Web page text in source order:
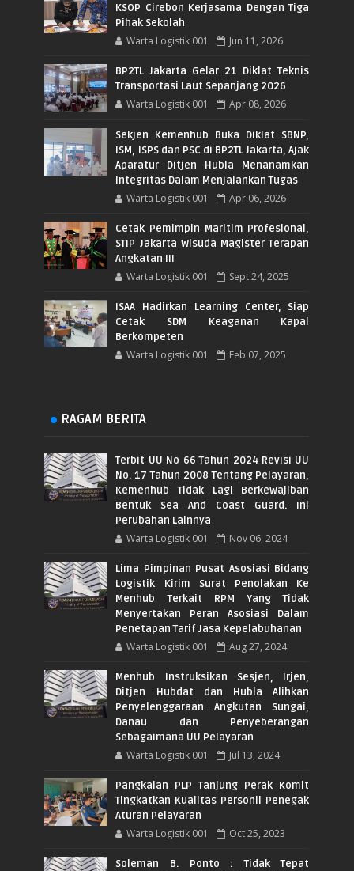
KSOP Cirebon Kerjasama Dengan Tiga
Pihak Sekolah
Warta Logistik 001 Jun 11, 2026
BP2TL Jakarta Gelar 21 Diklat Teknis
Transportasi Laut Sepanjang 2026
Warta Logistik 001 Apr 08, 2026
Sekjen Kemenhub Buka Diklat SBNP,
ISM, ISPS dan PSC di BP2TL Jakarta, Ajak
Aparatur Ditjen Hubla Menanamkan
Integritas Dalam Menjalankan Tugas
Warta Logistik 001 Apr 06, 2026
Cetak Pemimpin Maritim Profesional,
STIP Jakarta Wisuda Magister Terapan
Angkatan III
Warta Logistik 001 Sept 24, 2025
ISAA Hadirkan Learning Center, Siap
Cetak SDM Keaganan Kapal
Berkompeten
Warta Logistik 001 Feb 07, 2025
RAGAM BERITA
Terbit UU No 66 Tahun 2024 Revisi UU
No. 17 Tahun 2008 Tentang Pelayaran,
Kemenhub Tidak Lagi Berkewajiban
Bentuk Sea And Coast Guard. Ini
Perubahan Lainnya
Warta Logistik 001 Nov 06, 2024
Lima Pimpinan Pusat Asosiasi Bidang
Logistik Kirim Surat Penolakan Ke
Menhub Terkait RPM Yang Tidak
Menyertakan Peran Asosiasi Dalam
Penetapan Tarif Jasa Kepelabuhanan
Warta Logistik 001 Aug 27, 2024
Menhub Instruksikan Sesjen, Irjen,
Ditjen Hubdat dan Hubla Alihkan
Penyelenggaraan Angkutan Sungai,
Danau dan Penyeberangan
Sebagaimana UU Pelayaran
Warta Logistik 001 Jul 13, 2024
Pangkalan PLP Tanjung Perak Komit
Tingkatkan Kualitas Personil Penegak
Aturan Pelayaran
Warta Logistik 001 Oct 25, 2023
Soleman B. Ponto : Tidak Tepat